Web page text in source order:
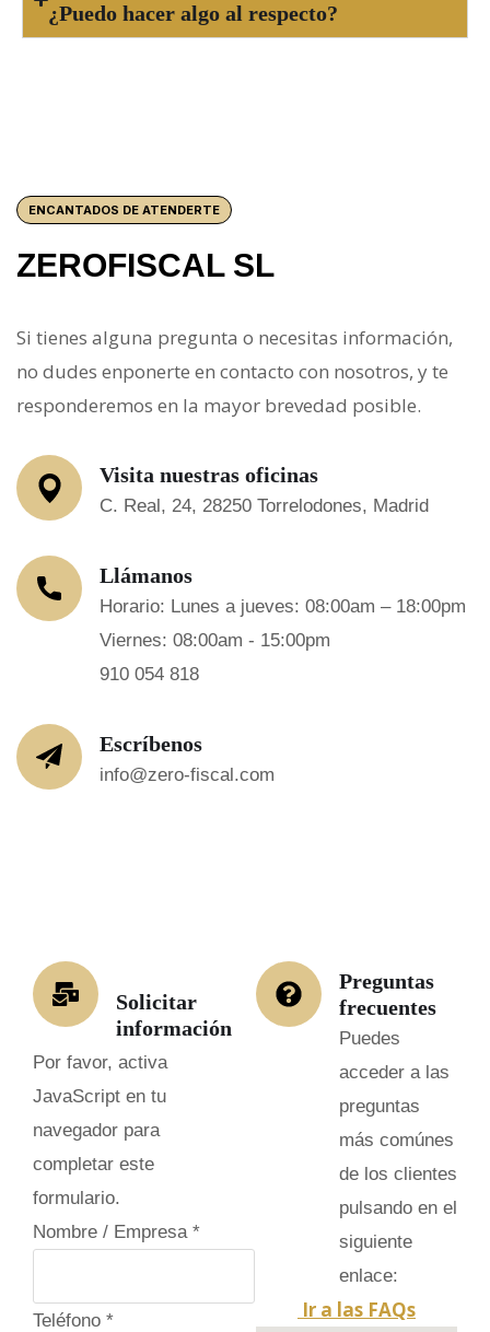
¿Puedo hacer algo al respecto?
ENCANTADOS DE ATENDERTE
ZEROFISCAL SL
Si tienes alguna pregunta o necesitas información,
no dudes enponerte en contacto con nosotros, y te
responderemos en la mayor brevedad posible.
Visita nuestras oficinas
C. Real, 24, 28250 Torrelodones, Madrid
Llámanos
Horario: Lunes a jueves: 08:00am – 18:00pm
Viernes: 08:00am - 15:00pm
910 054 818
Escríbenos
info@zero-fiscal.com
Solicitar
información
Por favor, activa
JavaScript en tu
navegador para
completar este
formulario.
Nombre / Empresa *
Teléfono *
Preguntas
frecuentes
Puedes
acceder a las
preguntas
más comúnes
de los clientes
pulsando en el
siguiente
enlace:
Ir a las FAQs